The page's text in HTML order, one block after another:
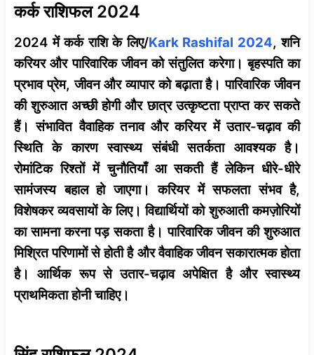
कर्क राशिफल 2024
2024 में कर्क राशि के लिए/Kark Rashifal 2024, शनि
करियर और पारिवारिक जीवन को संतुलित करेगा। बृहस्पति का
प्रभाव प्रेम, जीवन और व्यापार को बढ़ाता है। पारिवारिक जीवन
की शुरुआत अच्छी होगी और छात्र उत्कृष्टता प्राप्त कर सकते
हैं। संभावित वैवाहिक तनाव और करियर में उतार-चढ़ाव की
स्थिति के कारण स्वास्थ्य संबंधी सतर्कता आवश्यक है।
रोमांटिक रिश्तों में चुनौतियाँ आ सकती हैं लेकिन धीरे-धीरे
सामंजस्य बहाल हो जाएगा। करियर में सफलता संभव है,
विशेषकर व्यवसायों के लिए। विद्यार्थियों को शुरुआती कमज़ोरियों
का सामना करना पड़ सकता है। पारिवारिक जीवन की शुरुआत
मिश्रित परिणामों से होती है और वैवाहिक जीवन सकारात्मक होता
है। आर्थिक रूप से उतार-चढ़ाव अपेक्षित है और स्वास्थ्य
प्राथमिकता होनी चाहिए।